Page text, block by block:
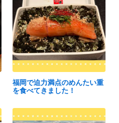
福岡で迫力満点のめんたい重
を食べてきました！